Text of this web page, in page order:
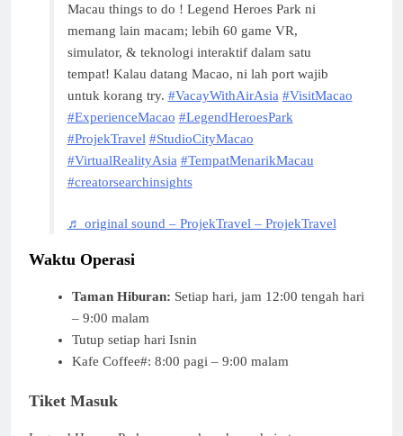
Macau things to do ! Legend Heroes Park ni
memang lain macam; lebih 60 game VR,
simulator, & teknologi interaktif dalam satu
tempat! Kalau datang Macao, ni lah port wajib
untuk korang try. #VacayWithAirAsia #VisitMacao
#ExperienceMacao #LegendHeroesPark
#ProjekTravel #StudioCityMacao
#VirtualRealityAsia #TempatMenarikMacau
#creatorsearchinsights
♬ original sound – ProjekTravel – ProjekTravel
Waktu Operasi
Taman Hiburan: Setiap hari, jam 12:00 tengah hari
– 9:00 malam
Tutup setiap hari Isnin
Kafe Coffee#: 8:00 pagi – 9:00 malam
Tiket Masuk